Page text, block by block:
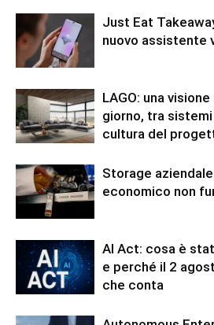
Just Eat
nuovo assistente
LAGO: una
giorno, tra
cultura del
Storage
economico non
AI Act: cosa è
e perché il 2
che conta